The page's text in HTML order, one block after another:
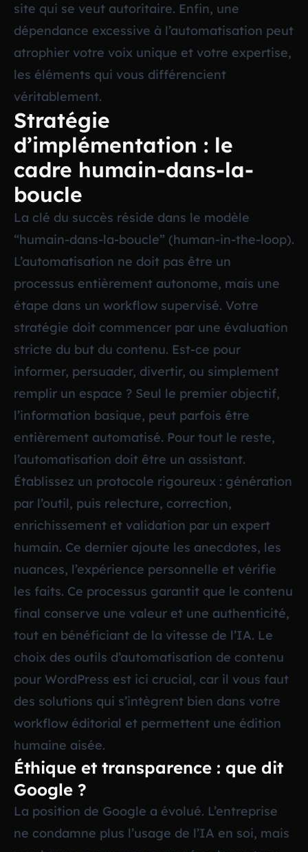
site qui se veut autoritaire. Enfin, une
dépendance excessive à l’automatisation peut
atrophier votre voix unique et votre expertise,
les éléments qui vous différencient
véritablement.
Stratégie
d’implémentation : le
cadre humain-dans-la-
boucle
La clé du succès réside dans le modèle
“humain-dans-la-boucle” (human-in-the-loop).
L’automatisation ne doit pas être un
processus entièrement autonome, mais une
étape dans un workflow supervisé. Votre
stratégie doit commencer par une évaluation
stricte du but du contenu. Est-ce pour
informer, persuader, divertir, ou simplement
remplir un espace ? Seul le premier objectif,
l’information basique, peut parfois être
entièrement automatisé. Pour tout le reste,
l’automatisation doit être un assistant.
Établissez un protocole rigoureux : génération
par l’outil, puis relecture, correction,
enrichissement et validation par un expert
humain. Ce dernier ajoute les anecdotes, les
nuances, l’expérience personnelle et vérifie
les faits. Ce processus garantit que le contenu
final conserve une valeur et une authenticité,
tout en bénéficiant de la vitesse de l’IA. Le
choix des outils d’automatisation de contenu
pour WordPress est ici crucial, car il vous faut
des solutions qui s’intègrent bien dans votre
workflow éditorial et permettent une édition
humaine aisée.
Éthique et transparence : que dit
Google ?
La position de Google a évolué. L’entreprise
ne condamne plus l’usage de l’IA en soi, mais